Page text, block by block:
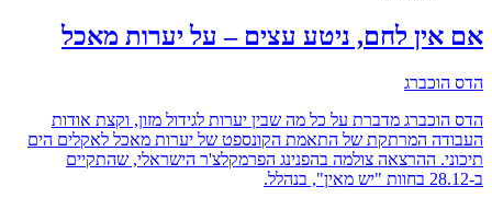
אם אין לחם, ניטע עצים – על יערות מאכל
הדס הוכברג
הדס הוכברג מדברת על כל מה שבין יערות לגידול מזון, וקצת אודות
העבודה המרתקת של התאמת הקונספט של יערות מאכל לאקלים הים
תיכוני. ההרצאה צולמה בהפנינג הפרמקלצ'ר הישראלי, שהתקיים
ב-28.12 בחוות "יש מאין", בנהלל.